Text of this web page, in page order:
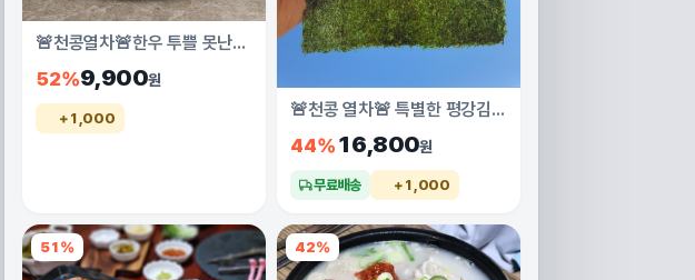
🚨천콩열차🚨한우 투쁠 못난이 생고기 오픈! 방학기간 쟁여놓을 고기폭탄 한우곰탕 6900원 초특가! 한우 한돈 한번에 장보기 해결
52%9,900원
+1,000 🚨천콩 열차🚨 특별한 평강김 공동구매 이벤트 오픈
44% 16,800원
무료배송 +1,000
51% 42%